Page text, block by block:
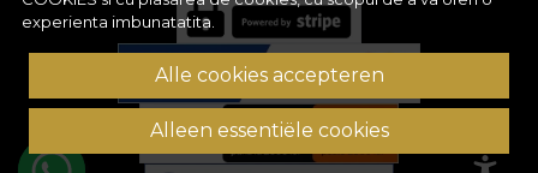
experienta imbunatatita.
Alle cookies accepteren
Alleen essentiële cookies